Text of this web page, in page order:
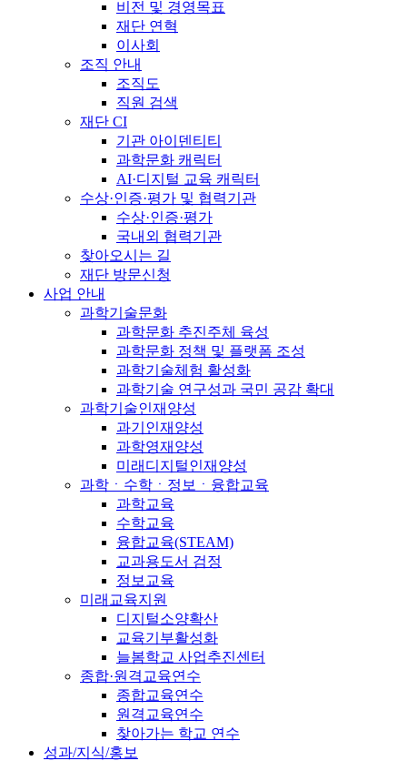
비전 및 경영목표
재단 연혁
이사회
조직 안내
조직도
직원 검색
재단 CI
기관 아이덴티티
과학문화 캐릭터
AI·디지털 교육 캐릭터
수상·인증·평가 및 협력기관
수상·인증·평가
국내외 협력기관
찾아오시는 길
재단 방문신청
사업 안내
과학기술문화
과학문화 추진주체 육성
과학문화 정책 및 플랫폼 조성
과학기술체험 활성화
과학기술 연구성과 국민 공감 확대
과학기술인재양성
과기인재양성
과학영재양성
미래디지털인재양성
과학ㆍ수학ㆍ정보ㆍ융합교육
과학교육
수학교육
융합교육(STEAM)
교과용도서 검정
정보교육
미래교육지원
디지털소양확산
교육기부활성화
늘봄학교 사업추진센터
종합·원격교육연수
종합교육연수
원격교육연수
찾아가는 학교 연수
성과/지식/홍보